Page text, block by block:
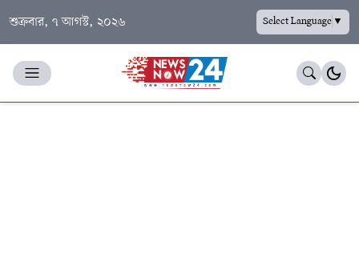
শুক্রবার, ৭ আগস্ট, ২০২৬ Select Language▼